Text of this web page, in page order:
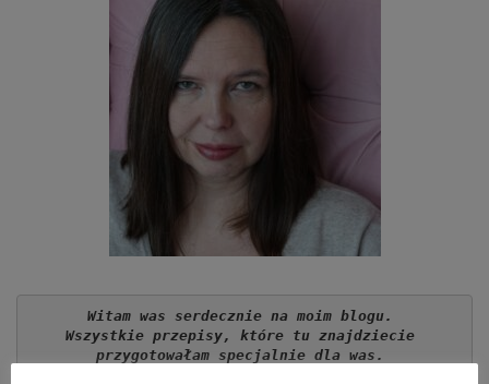
Witam was serdecznie na moim blogu.
Wszystkie przepisy, które tu znajdziecie
przygotowałam specjalnie dla was.